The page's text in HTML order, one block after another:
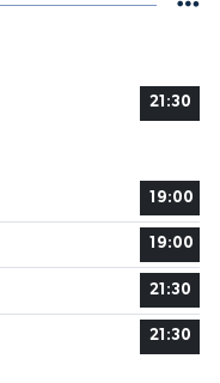
21:30
19:00
19:00
21:30
21:30